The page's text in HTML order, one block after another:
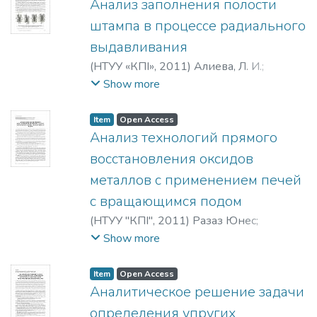
Анализ заполнения полости
штампа в процессе радиального
выдавливания
(НТУУ «КПІ», 2011) Алиева, Л. И.;
Абхари, П.;Бондарева, Е. Н.
Show more
Item Open Access
Анализ технологий прямого
восстановления оксидов
металлов с применением печей
с вращающимся подом
(НТУУ "КПІ", 2011) Разаз Юнес;
Опрышко, И. А.
Show more
Item Open Access
Аналитическое решение задачи